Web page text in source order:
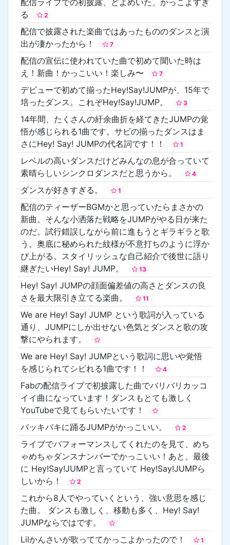
る
2
配信で披露された楽曲ではあったもののダンスと演
出が凄かったから！
7
配信の宣伝に使われていた曲で初めて聞いた時は
え！新曲！かっこいい！楽しみ〜
7
デビューで初めて揃ったHey!Say!JUMPが、15年で
培ったダンス。これぞHey!Say!JUMP。
3
14年間、たくさんの紆余曲折を経てきたJUMPの覚
悟が感じられる1曲です。サビの揃ったダンスはま
さにHey! Say! JUMPの代名詞です！！
1
レベルの高いダンスだけどみんなの息が合っていて
素晴らしいシンクロダンスだと思うから。
4
ダンスが好きすぎる。 1
配信のティーザーBGMかと思っていたらまさかの
新曲。そんな小洒落た戦略をJUMPがやる日が来た
のだ。試行錯誤しながら前に進もうとギラギラと歌
う。奥底に秘められた紋様が不意打ちのように浮か
び上がる。スタイリッシュな自己紹介で後世に語り
継ぎたいHey! Say! JUMP。
13
Hey! Say! JUMPの顔面偏差値の高さとダンスの良
さを最大限引き立てる楽曲。
11
We are Hey! Say! JUMP という歌詞が入っている
通り、JUMPにしか出せない色気とダンスと歌の攻
撃にやられます。
We are Hey! Say! JUMPという歌詞に思いや覚悟
を感じられてシビれる1曲です！！
4
Fabの配信ライブで初披露した曲でバリバリカッコ
イイ曲になっています！ダンスもとても激しく
YouTubeで見てもらいたいです！
バッキバキに踊るJUMPがかっこいい。
2
ライブでパフォーマンスしてくれたのを見て、めち
ゃめちゃダンスナンバーでかっこいい！あと、最後
に Hey!Say!JUMPと言っていて Hey!Say!JUMPら
しいから！
2
これから8人でやっていくという、強い意思を感じ
た曲。 ダンスも激しく、移動も多く、Hey! Say!
JUMPならではです。
Lilかんさいが歌っててかっこよかったので！
1